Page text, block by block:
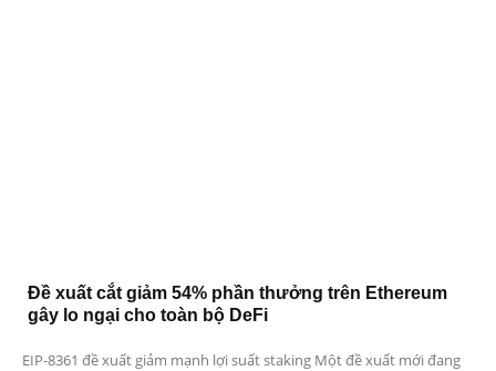
Đề xuất cắt giảm 54% phần thưởng trên Ethereum
gây lo ngại cho toàn bộ DeFi
EIP-8361 đề xuất giảm mạnh lợi suất staking Một đề xuất mới đang